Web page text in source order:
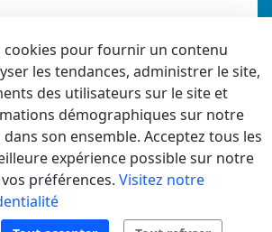
cookies pour fournir un contenu
les tendances, administrer le site,
des utilisateurs sur le site et
démographiques sur notre
son ensemble. Acceptez tous les
expérience possible sur notre
préférences. Visitez notre